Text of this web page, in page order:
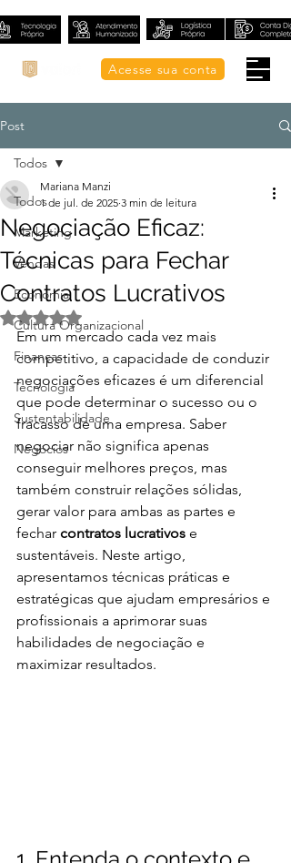
Acesse sua conta
Post
Todos
Marketing
Vendas
Economia
Cultura Organizacional
Finanças
Tecnologia
Sustentabilidade
Negócios
Todos
Negociação Eficaz:
Técnicas para Fechar
Contratos Lucrativos
Mariana Manzi
1 de jul. de 2025 3 min de leitura
Avaliado com NaN de 5 estrelas.
Em um mercado cada vez mais
competitivo, a capacidade de conduzir
negociações eficazes é um diferencial
que pode determinar o sucesso ou o
fracasso de uma empresa. Saber
negociar não significa apenas
conseguir melhores preços, mas
também construir relações sólidas,
gerar valor para ambas as partes e
fechar contratos lucrativos e
sustentáveis. Neste artigo,
apresentamos técnicas práticas e
estratégicas que ajudam empresários e
profissionais a aprimorar suas
habilidades de negociação e
maximizar resultados.